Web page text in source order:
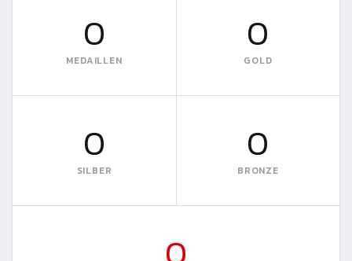
0
MEDAILLEN
0
GOLD
0
SILBER
0
BRONZE